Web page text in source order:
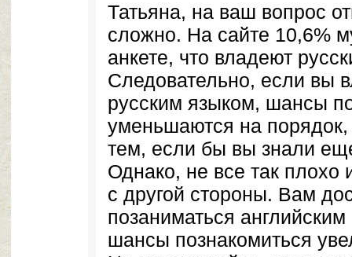
Татьяна, на ваш вопрос
сложно. На сайте 10,6%
анкете, что владеют
Следовательно, если вы
русским языком, шансы
уменьшаются на
тем, если бы вы знали
Однако, не все так плохо
с другой стороны. Вам
позаниматься
шансы познакомиться